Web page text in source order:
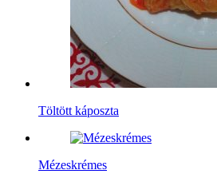
Töltött káposzta
Mézeskrémes